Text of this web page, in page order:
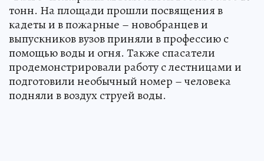
тонн. На площади прошли посвящения в
кадеты и в пожарные – новобранцев и
выпускников вузов приняли в профессию с
помощью воды и огня. Также спасатели
продемонстрировали работу с лестницами и
подготовили необычный номер – человека
подняли в воздух струей воды.